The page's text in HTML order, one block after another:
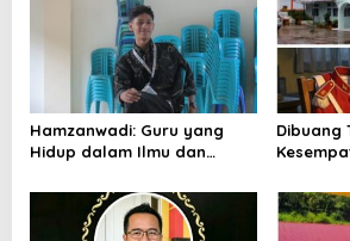
Hamzanwadi: Guru yang
Hidup dalam Ilmu dan
Dibuang
Tua
Hukum”